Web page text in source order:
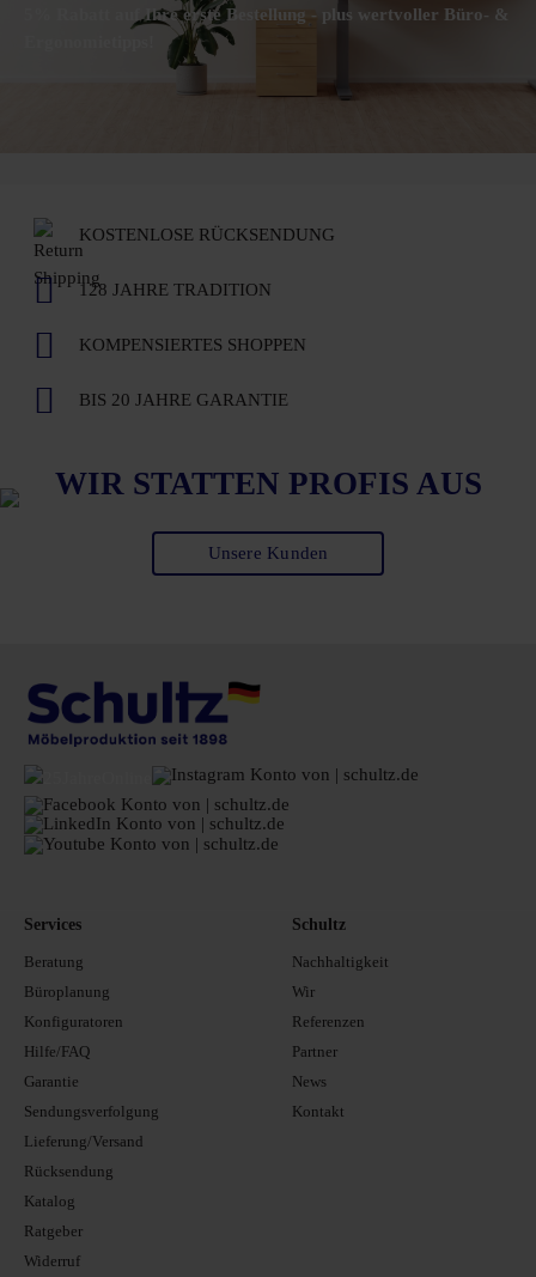
5% Rabatt auf Ihre erste Bestellung - plus wertvoller Büro- &
KOSTENLOSE RÜCKSENDUNG
128 JAHRE TRADITION
KOMPENSIERTES SHOPPEN
BIS 20 JAHRE GARANTIE
WIR STATTEN PROFIS AUS
Unsere Kunden
Services
Beratung
Büroplanung
Konfiguratoren
Hilfe/FAQ
Garantie
Sendungsverfolgung
Lieferung/Versand
Rücksendung
Katalog
Ratgeber
Widerruf
Schultz
Nachhaltigkeit
Wir
Referenzen
Partner
News
Kontakt